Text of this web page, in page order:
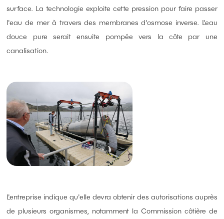
surface. La technologie exploite cette pression pour faire passer
l'eau de mer à travers des membranes d'osmose inverse. L'eau
douce pure serait ensuite pompée vers la côte par une
canalisation.
L'entreprise indique qu'elle devra obtenir des autorisations auprès
de plusieurs organismes, notamment la Commission côtière de